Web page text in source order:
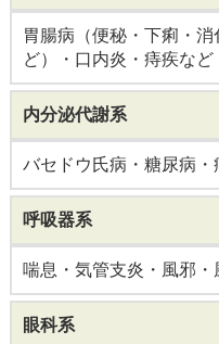
胃腸病（便秘・下痢・
ど）・口内炎・痔疾など
内分泌代謝系
バセドウ氏病・糖尿病
呼吸器系
喘息・気管支炎・風邪
眼科系